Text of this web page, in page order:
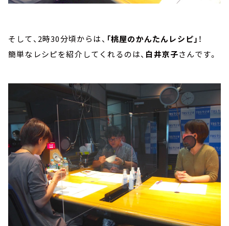
そして、2時30分頃からは、 「桃屋のかんたんレシピ」 ！
簡単なレシピを紹介してくれるのは、 白井京子さんです。